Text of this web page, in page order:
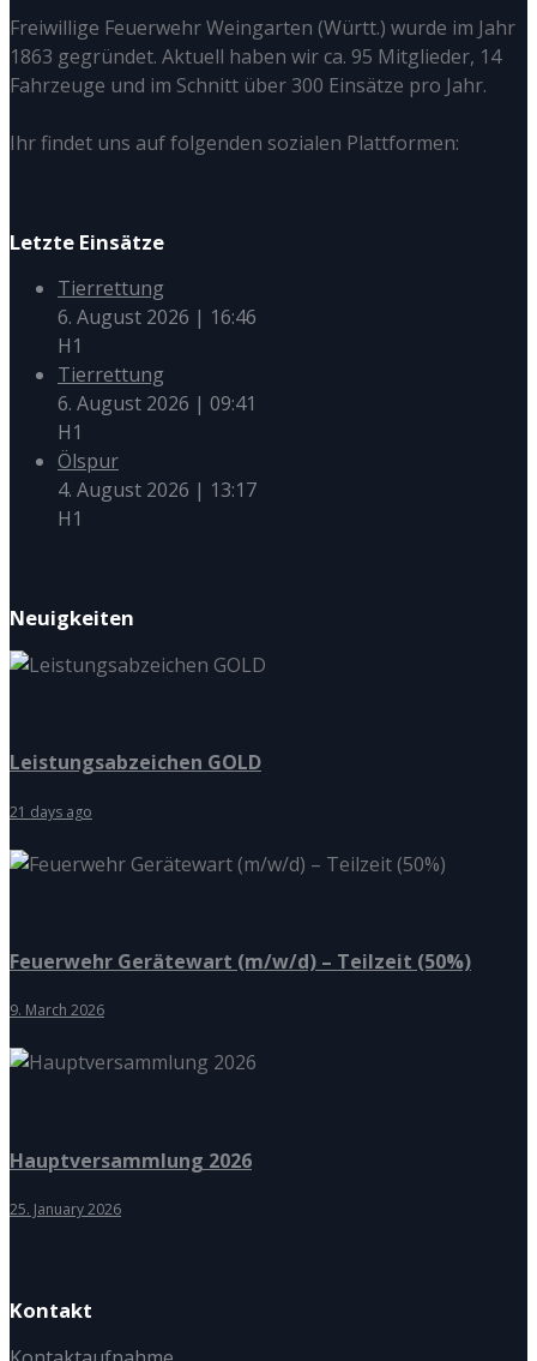
Freiwillige Feuerwehr Weingarten (Württ.) wurde im Jahr
1863 gegründet. Aktuell haben wir ca. 95 Mitglieder, 14
Fahrzeuge und im Schnitt über 300 Einsätze pro Jahr.
Ihr findet uns auf folgenden sozialen Plattformen:
Letzte Einsätze
Tierrettung
6. August 2026 | 16:46
H1
Tierrettung
6. August 2026 | 09:41
H1
Ölspur
4. August 2026 | 13:17
H1
Neuigkeiten
Leistungsabzeichen GOLD
21 days ago
Feuerwehr Gerätewart (m/w/d) – Teilzeit (50%)
9. March 2026
Hauptversammlung 2026
25. January 2026
Kontakt